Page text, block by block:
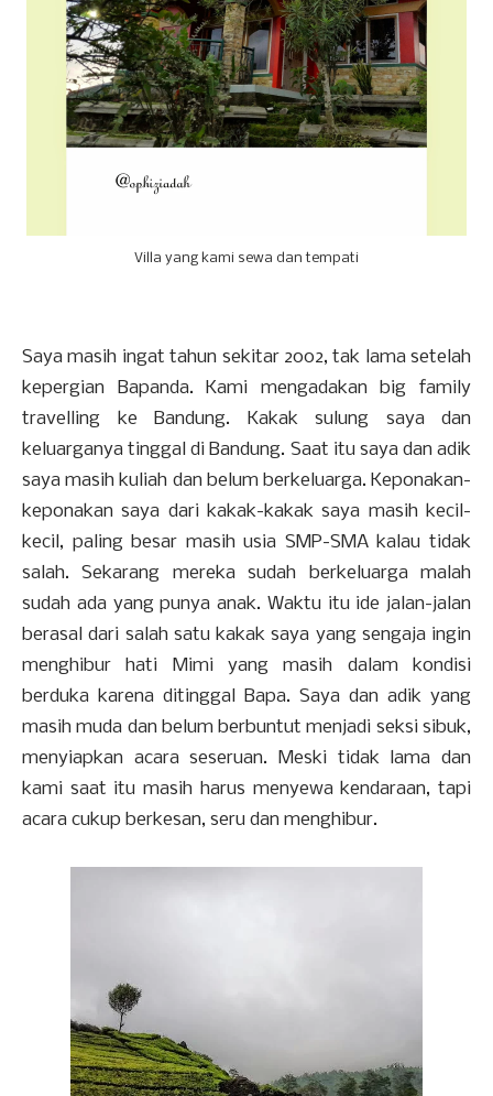
Villa yang kami sewa dan tempati
Saya masih ingat tahun sekitar 2002, tak lama setelah
kepergian Bapanda. Kami mengadakan big family
travelling ke Bandung. Kakak sulung saya dan
keluarganya tinggal di Bandung. Saat itu saya dan adik
saya masih kuliah dan belum berkeluarga. Keponakan-
keponakan saya dari kakak-kakak saya masih kecil-
kecil, paling besar masih usia SMP-SMA kalau tidak
salah. Sekarang mereka sudah berkeluarga malah
sudah ada yang punya anak. Waktu itu ide jalan-jalan
berasal dari salah satu kakak saya yang sengaja ingin
menghibur hati Mimi yang masih dalam kondisi
berduka karena ditinggal Bapa. Saya dan adik yang
masih muda dan belum berbuntut menjadi seksi sibuk,
menyiapkan acara seseruan. Meski tidak lama dan
kami saat itu masih harus menyewa kendaraan, tapi
acara cukup berkesan, seru dan menghibur.